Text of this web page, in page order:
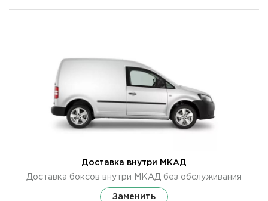
Доставка внутри МКАД
Доставка боксов внутри МКАД без обслуживания
Заменить